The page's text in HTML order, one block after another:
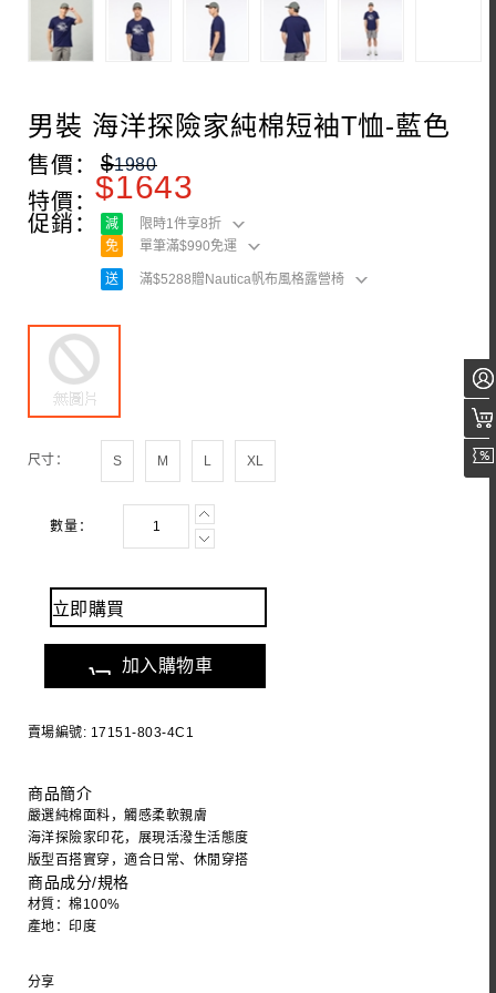
男裝 海洋探險家純棉短袖T恤-藍色
售價： $1980
特價：$1643
促銷： 減
限時1件享8折
免
單筆滿$990免運
送 滿$5288贈Nautica帆布風格露營椅
尺寸：
數量：
立即購買
加入購物車
賣場編號: 17151-803-4C1
商品簡介
嚴選純棉面料，觸感柔軟親膚
海洋探險家印花，展現活潑生活態度
版型百搭實穿，適合日常、休閒穿搭
商品成分/規格
材質：棉100%
產地：印度
分享